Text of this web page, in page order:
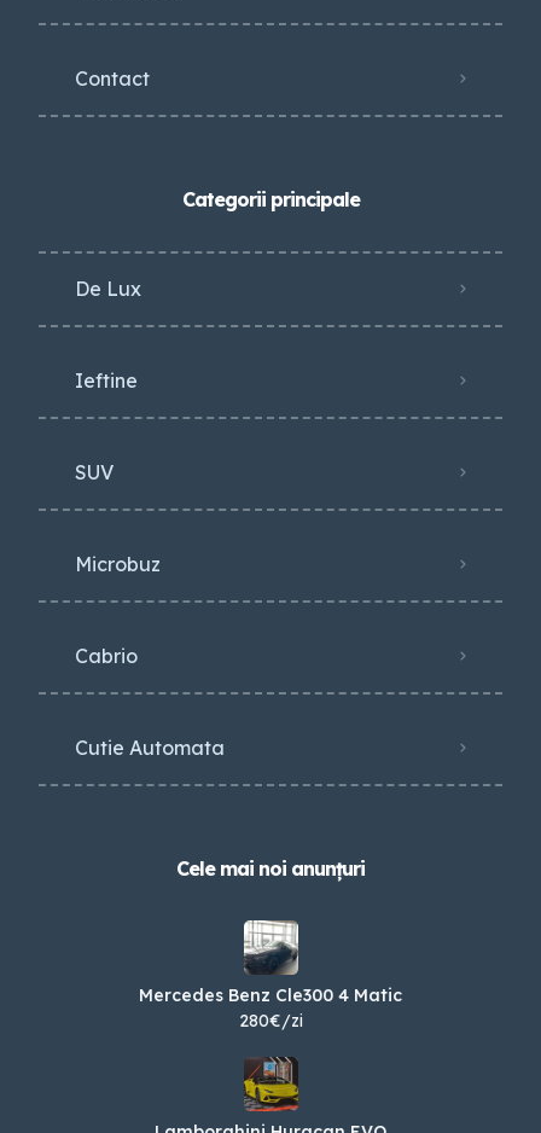
Contact
Categorii principale
De Lux
Ieftine
SUV
Microbuz
Cabrio
Cutie Automata
Cele mai noi anunțuri
Mercedes Benz Cle300 4 Matic
280€/zi